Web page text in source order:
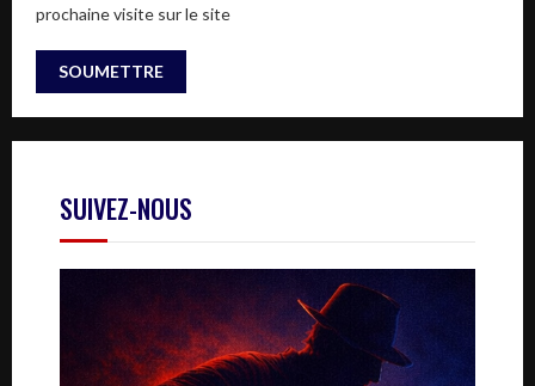
prochaine visite sur le site
SUIVEZ-NOUS